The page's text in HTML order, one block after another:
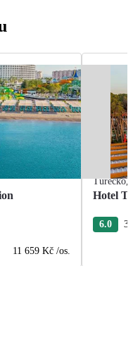
11 659 Kč /os.
Turecko,
Hotel
6.0 3